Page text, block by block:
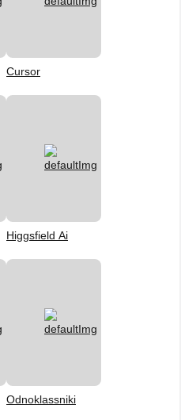
Cursor
Higgsfield Ai
Odnoklassniki